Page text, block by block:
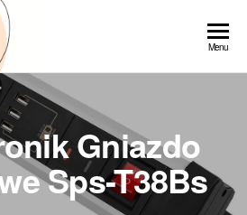
Menu
Gniazdo
Sps-T38Bs